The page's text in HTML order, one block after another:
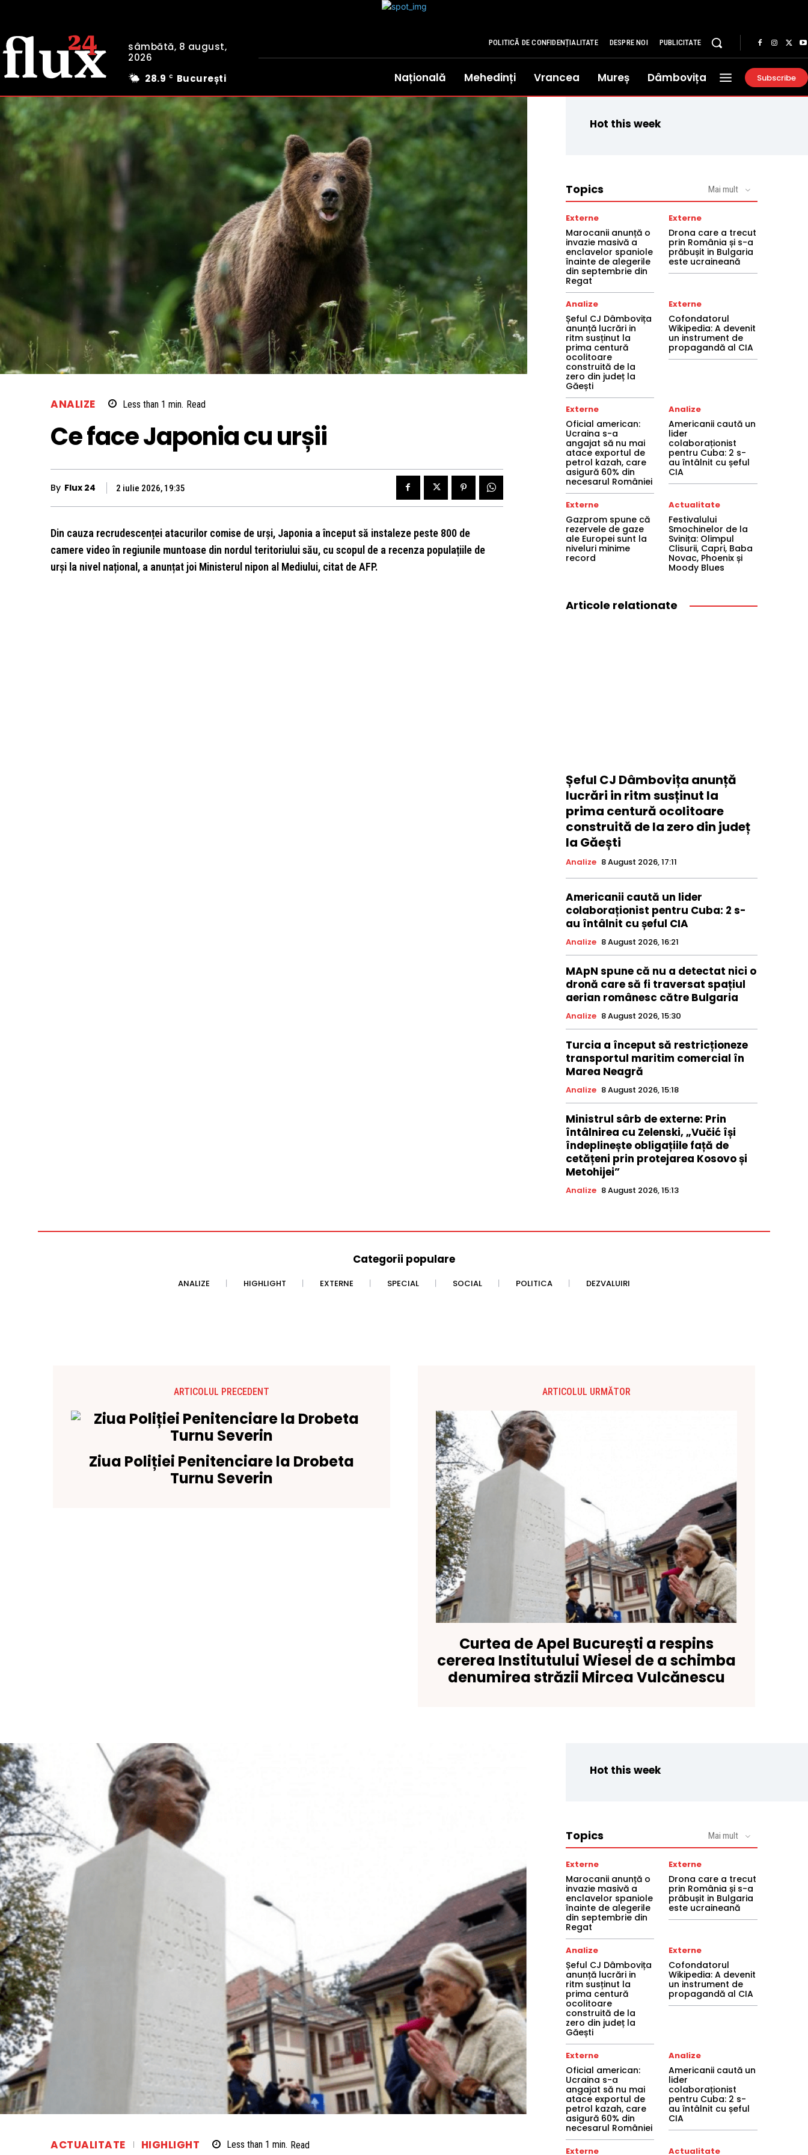
sâmbătă, 8 august,
2026
28.9 C București
POLITICĂ DE CONFIDENȚIALITATE DESPRE NOI PUBLICITATE
Națională Mehedinți Vrancea Mureș Dâmbovița Subscribe
ANALIZE Less than 1 min. Read
Ce face Japonia cu urșii
By Flux 24 2 iulie 2026, 19:35
Din cauza recrudescenței atacurilor comise de urși, Japonia a început să instaleze peste 800 de
camere video în regiunile muntoase din nordul teritoriului său, cu scopul de a recenza populațiile de
urși la nivel național, a anunțat joi Ministerul nipon al Mediului, citat de AFP.
Hot this week
Topics Mai mult
Externe
Marocanii anunță o
invazie masivă a
enclavelor spaniole
înainte de alegerile
din septembrie din
Regat
Externe
Drona care a trecut
prin România și s-a
prăbușit in Bulgaria
este ucraineană
Analize
Șeful CJ Dâmbovița
anunță lucrări in
ritm susținut la
prima centură
ocolitoare
construită de la
zero din județ la
Găești
Externe
Cofondatorul
Wikipedia: A devenit
un instrument de
propagandă al CIA
Externe
Oficial american:
Ucraina s-a
angajat să nu mai
atace exportul de
petrol kazah, care
asigură 60% din
necesarul României
Analize
Americanii caută un
lider
colaboraționist
pentru Cuba: 2 s-
au întâlnit cu șeful
CIA
Externe
Gazprom spune că
rezervele de gaze
ale Europei sunt la
niveluri minime
record
Actualitate
Festivalului
Smochinelor de la
Svinița: Olimpul
Clisurii, Capri, Baba
Novac, Phoenix și
Moody Blues
Articole relationate
Șeful CJ Dâmbovița anunță
lucrări in ritm susținut la
prima centură ocolitoare
construită de la zero din județ
la Găești
Analize 8 August 2026, 17:11
Americanii caută un lider
colaboraționist pentru Cuba: 2 s-
au întâlnit cu șeful CIA
Analize 8 August 2026, 16:21
MApN spune că nu a detectat nici o
dronă care să fi traversat spațiul
aerian românesc către Bulgaria
Analize 8 August 2026, 15:30
Turcia a început să restricționeze
transportul maritim comercial în
Marea Neagră
Analize 8 August 2026, 15:18
Ministrul sârb de externe: Prin
întâlnirea cu Zelenski, „Vučić își
îndeplinește obligațiile față de
cetățeni prin protejarea Kosovo și
Metohijei”
Analize 8 August 2026, 15:13
Categorii populare
ANALIZE HIGHLIGHT EXTERNE SPECIAL SOCIAL POLITICA DEZVALUIRI
ARTICOLUL PRECEDENT
Ziua Poliției Penitenciare la Drobeta
Turnu Severin
ARTICOLUL URMĂTOR
Curtea de Apel București a respins
cererea Institutului Wiesel de a schimba
denumirea străzii Mircea Vulcănescu